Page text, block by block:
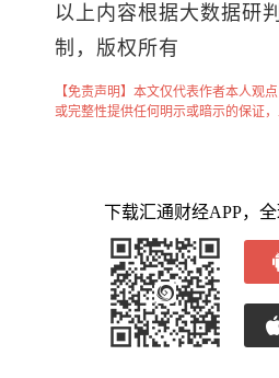
以上内容根据大数据研
制，版权所有
【免责声明】本文仅代表作者本人观
或完整性提供任何明示或暗示的保证
下载汇通财经APP，